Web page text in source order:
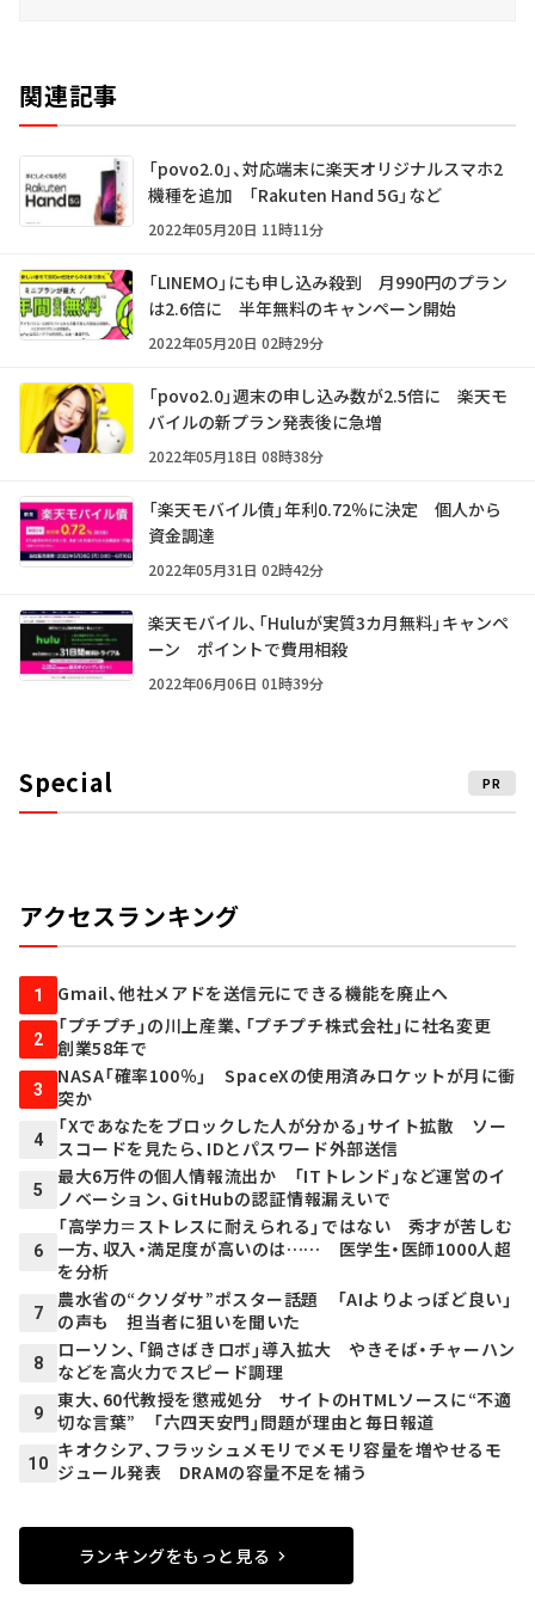
関連記事
「povo2.0」、対応端末に楽天オリジナルスマホ2
機種を追加 「Rakuten Hand 5G」など
2022年05月20日 11時11分
「LINEMO」にも申し込み殺到 月990円のプラン
は2.6倍に 半年無料のキャンペーン開始
2022年05月20日 02時29分
「povo2.0」週末の申し込み数が2.5倍に 楽天モ
バイルの新プラン発表後に急増
2022年05月18日 08時38分
「楽天モバイル債」年利0.72％に決定 個人から
資金調達
2022年05月31日 02時42分
楽天モバイル、「Huluが実質3カ月無料」キャンペ
ーン ポイントで費用相殺
2022年06月06日 01時39分
Special PR
アクセスランキング
1 Gmail、他社メアドを送信元にできる機能を廃止へ
2
「プチプチ」の川上産業、「プチプチ株式会社」に社名変更
創業58年で
3
NASA「確率100％」 SpaceXの使用済みロケットが月に衝
突か
4
「Xであなたをブロックした人が分かる」サイト拡散 ソー
スコードを見たら、IDとパスワード外部送信
5
最大6万件の個人情報流出か 「ITトレンド」など運営のイ
ノベーション、GitHubの認証情報漏えいで
6
「高学力＝ストレスに耐えられる」ではない 秀才が苦しむ
一方、収入・満足度が高いのは…… 医学生・医師1000人超
を分析
7
農水省の“クソダサ”ポスター話題 「AIよりよっぽど良い」
の声も 担当者に狙いを聞いた
8
ローソン、「鍋さばきロボ」導入拡大 やきそば・チャーハン
などを高火力でスピード調理
9
東大、60代教授を懲戒処分 サイトのHTMLソースに“不適
切な言葉” 「六四天安門」問題が理由と毎日報道
10
キオクシア、フラッシュメモリでメモリ容量を増やせるモ
ジュール発表 DRAMの容量不足を補う
ランキングをもっと見る